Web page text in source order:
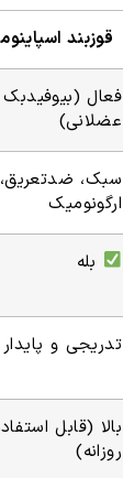
قوزبند
فعال (بیوفیدبک
عضلانی)
سبک، ضدتعریق،
ارگونومیک
بله
تدریجی و پایدار
بالا (قابل
روزانه)